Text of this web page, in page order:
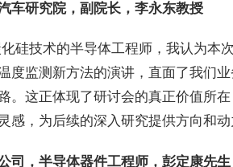
车研究院，副院长，李永东教授
硅技术的半导体工程师，我认为本
度监测新方法的演讲，直面了我们
。这正体现了研讨会的真正价值所
感，为后续的深入研究提供方向和动
司，半导体器件工程师，彭定康先生